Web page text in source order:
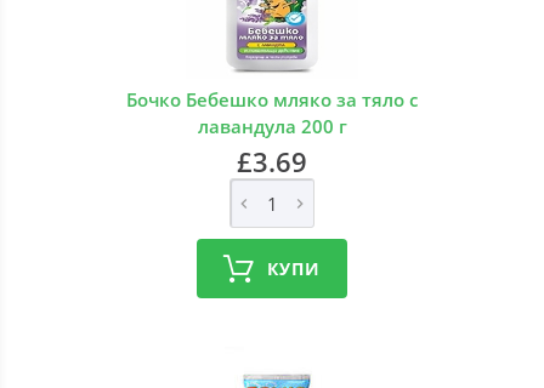
Бочко Бебешко мляко за тяло с
лавандула 200 г
£3.69
КУПИ